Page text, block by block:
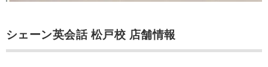
シェーン英会話 松戸校 店舗情報